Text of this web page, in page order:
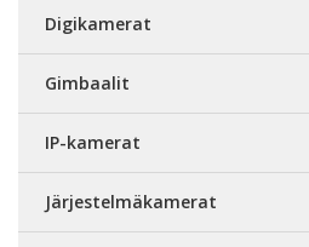
Digikamerat
Gimbaalit
IP-kamerat
Järjestelmäkamerat